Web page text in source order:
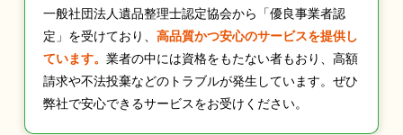
一般社団法人遺品整理士認定協会から「優良事業者認
定」を受けており、 高品質かつ安心のサービスを提供し
ています。 業者の中には資格をもたない者もおり、高額
請求や不法投棄などのトラブルが発生しています。ぜひ
弊社で安心できるサービスをお受けください。